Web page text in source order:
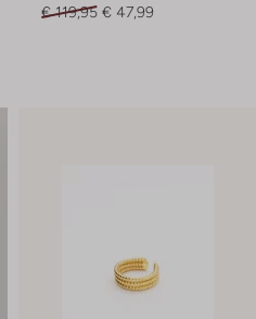
€ 119,95 € 47,99